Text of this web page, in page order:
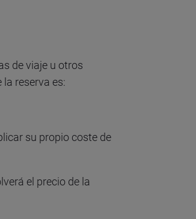
de viaje u otros
reserva es:
su propio coste de
el precio de la